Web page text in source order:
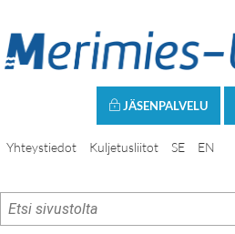
JÄSENPALVELU
Yhteystiedot Kuljetusliitot SE EN